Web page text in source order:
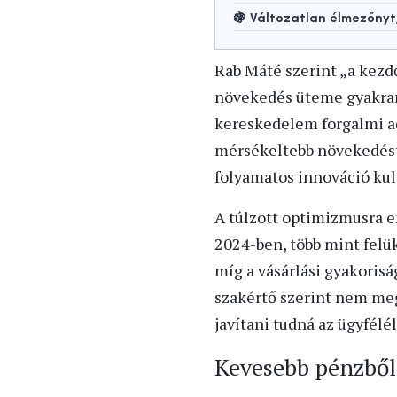
🍇 Változatlan
Rab Máté szerint „a
növekedés üteme
kereskedelem forgalmi
mérsékeltebb
folyamatos innováció
A túlzott optimizmusra
2024-ben, több mint
míg a vásárlási
szakértő szerint nem
javítani tudná az
Kevesebb